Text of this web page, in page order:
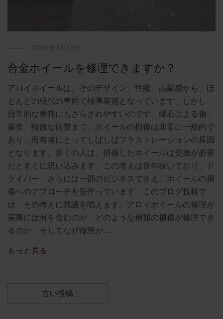
合金ホイールを修理できますか？
アロイホイールは、そのデザイン、性能、高級感から、ほ
とんどの現代の車両で標準装備となっています。しかし、
日常的な摩耗にもさらされやすいのです。縁石による傷、
腐食、軽微な衝撃まで、ホイールの損傷は非常に一般的で
あり、所有者にとってしばしばフラストレーションの原因
となります。多くの人は、損傷したホイールは交換が必要
だとすぐに思い込みます。この考えは長年続いており、ド
ライバー、さらには一部のビジネスでさえ、ホイールの損
傷へのアプローチを形作っています。このブログ投稿で
は、その考えに異議を唱えます。アロイホイールの修理が
実際には何を含むのか、どのような種類の損傷が修理でき
るのか、そしてなぜ修理が……
もっと見る
古い投稿